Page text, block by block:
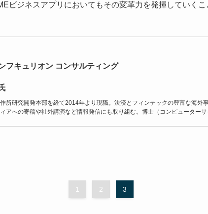
ビジネスアプリにおいてもその変革力を発揮していくこ
フキュリオン コンサルティング
所研究開発本部を経て2014年より現職。決済とフィンテックの豊富な海外
アへの寄稿や社外講演など情報発信にも取り組む。博士（コンピューターサ
1 2 3